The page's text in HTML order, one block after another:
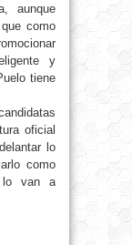
aunque
como
y
tiene
oficial
lo
como
lo van a